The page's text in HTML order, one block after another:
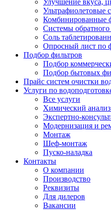
Улучшение вкуса,
Ультрафиолетовые
Комбинированные
Системы
Соль
Опросный лист по
Подбор фильтров
Подбор
Подбор бытовых
Прайс систем очистки
Услуги по
Все услуги
Химический
Экспертно-
Модернизация и
Монтаж
Шеф-монтаж
Пуско-наладка
Контакты
О компании
Производство
Реквизиты
Для дилеров
Вакансии